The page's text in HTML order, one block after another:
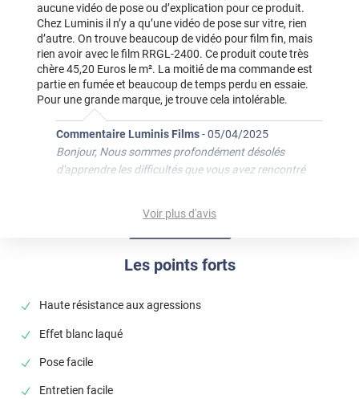
Les points forts
Haute résistance aux agressions
Effet blanc laqué
Pose facile
Entretien facile
aucune vidéo de pose ou d’explication pour ce produit.
Chez Luminis il n’y a qu’une vidéo de pose sur vitre, rien
d’autre. On trouve beaucoup de vidéo pour film fin, mais
rien avoir avec le film RRGL-2400. Ce produit coute très
chère 45,20 Euros le m². La moitié de ma commande est
partie en fumée et beaucoup de temps perdu en essaie.
Pour une grande marque, je trouve cela intolérable.
Commentaire Luminis Films-05/04/2025
Bonjour, Nous sommes profondément désolés
d'apprendre les difficultés que vous avez rencontré
peu plus de technique et de force pour appliquer les
bords. Vous avez parfaitement raison, nous allons
procéder au tournage d'une vidéo de ce produit pour
partager toutes nos astuces :). Permettez-moi de
d'accroche sur les bords pour améliorer la tenue ?
N'hésitez pas à contacter le service client pour vous
votre beau projet. Belle journée, L'équipe Luminis
Voir plus d'avis